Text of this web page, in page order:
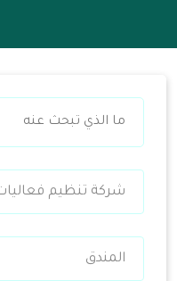
شركة تنظيم
المندق